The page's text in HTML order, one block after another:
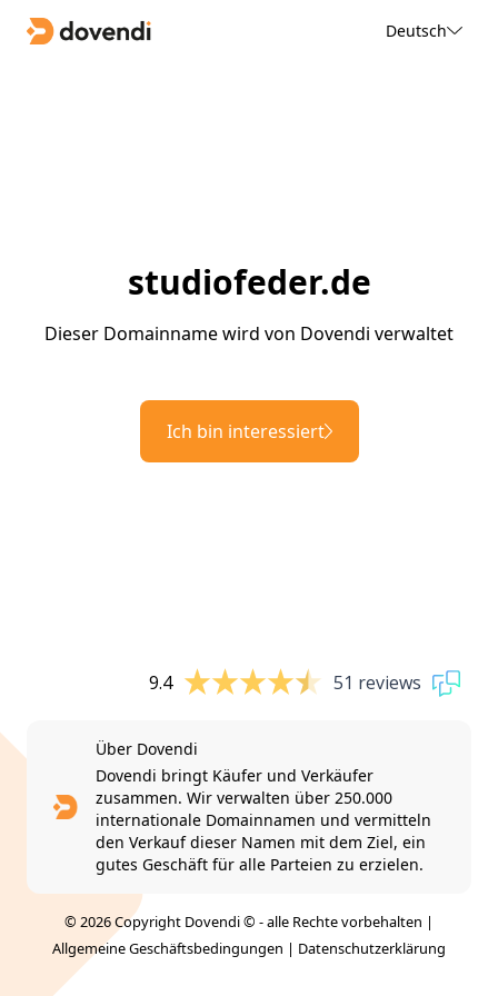
Deutsch
studiofeder.de
Dieser Domainname wird von Dovendi verwaltet
Ich bin interessiert
9.4 51 reviews
Über Dovendi
Dovendi bringt Käufer und Verkäufer
zusammen. Wir verwalten über 250.000
internationale Domainnamen und vermitteln
den Verkauf dieser Namen mit dem Ziel, ein
gutes Geschäft für alle Parteien zu erzielen.
© 2026 Copyright Dovendi © - alle Rechte vorbehalten |
Allgemeine Geschäftsbedingungen | Datenschutzerklärung